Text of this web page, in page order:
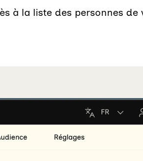
à la liste des personnes de